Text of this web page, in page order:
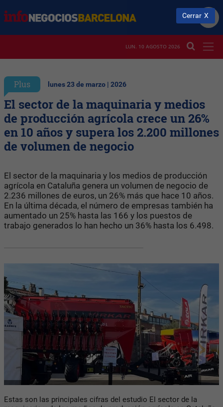
LUN. 10 AGOSTO 2026
Plus lunes 23 de marzo | 2026
El sector de la maquinaria y medios
de producción agrícola crece un 26%
en 10 años y supera los 2.200 millones
de volumen de negocio
El sector de la maquinaria y los medios de producción
agrícola en Cataluña genera un volumen de negocio de
2.236 millones de euros, un 26% más que hace 10 años.
En la última década, el número de empresas también ha
aumentado un 25% hasta las 166 y los puestos de
trabajo generados lo han hecho un 36% hasta los 6.498.
Estas son las principales cifras del estudio El sector de la
Cerrar